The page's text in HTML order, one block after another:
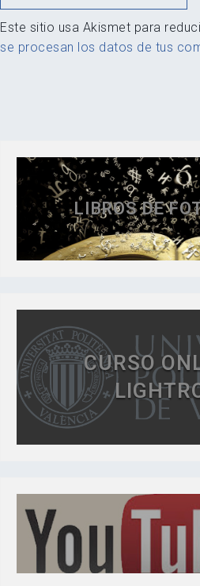
Este sitio usa Akismet para
se procesan los datos de tus
LIBROS DE
CURSO